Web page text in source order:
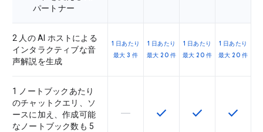
パートナー
2 人の AI ホストによる
インタラクティブな音
声解説を生成
1 日あたり
最大 3 件
1 日あたり
最大 20 件
1 日あたり
最大 20 件
1 日あたり
最大 20 件
1 ノートブックあたり
のチャットクエリ、ソ
ースに加え、作成可能
なノートブック数も 5
この機能は該当の SKU でサポー
horizontal_rule この機能は該当の SKU
check この機能は該当
check この機
check